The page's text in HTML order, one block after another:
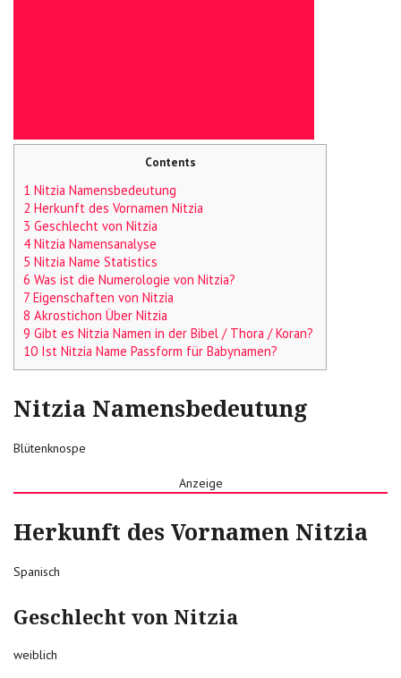
Contents
1 Nitzia Namensbedeutung
2 Herkunft des Vornamen Nitzia
3 Geschlecht von Nitzia
4 Nitzia Namensanalyse
5 Nitzia Name Statistics
6 Was ist die Numerologie von Nitzia?
7 Eigenschaften von Nitzia
8 Akrostichon Über Nitzia
9 Gibt es Nitzia Namen in der Bibel / Thora / Koran?
10 Ist Nitzia Name Passform für Babynamen?
Nitzia Namensbedeutung
Blütenknospe
Anzeige
Herkunft des Vornamen Nitzia
Spanisch
Geschlecht von Nitzia
weiblich